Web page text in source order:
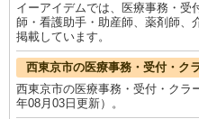
イーアイデムでは、医療事務・受
師・看護助手・助産師、薬剤師、
掲載しています。
西東京市の医療事務・受付・ク
西東京市の医療事務・受付・クラ
年08月03日更新）。